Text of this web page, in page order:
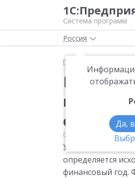
Система программ
Россия
Да,
Главная
Размер
случая
09.01.2007
определяется
финансовый год.